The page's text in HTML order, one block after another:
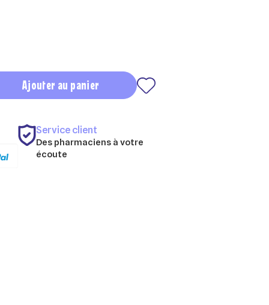
Ajouter au panier
Service client
Des pharmaciens à votre
écoute